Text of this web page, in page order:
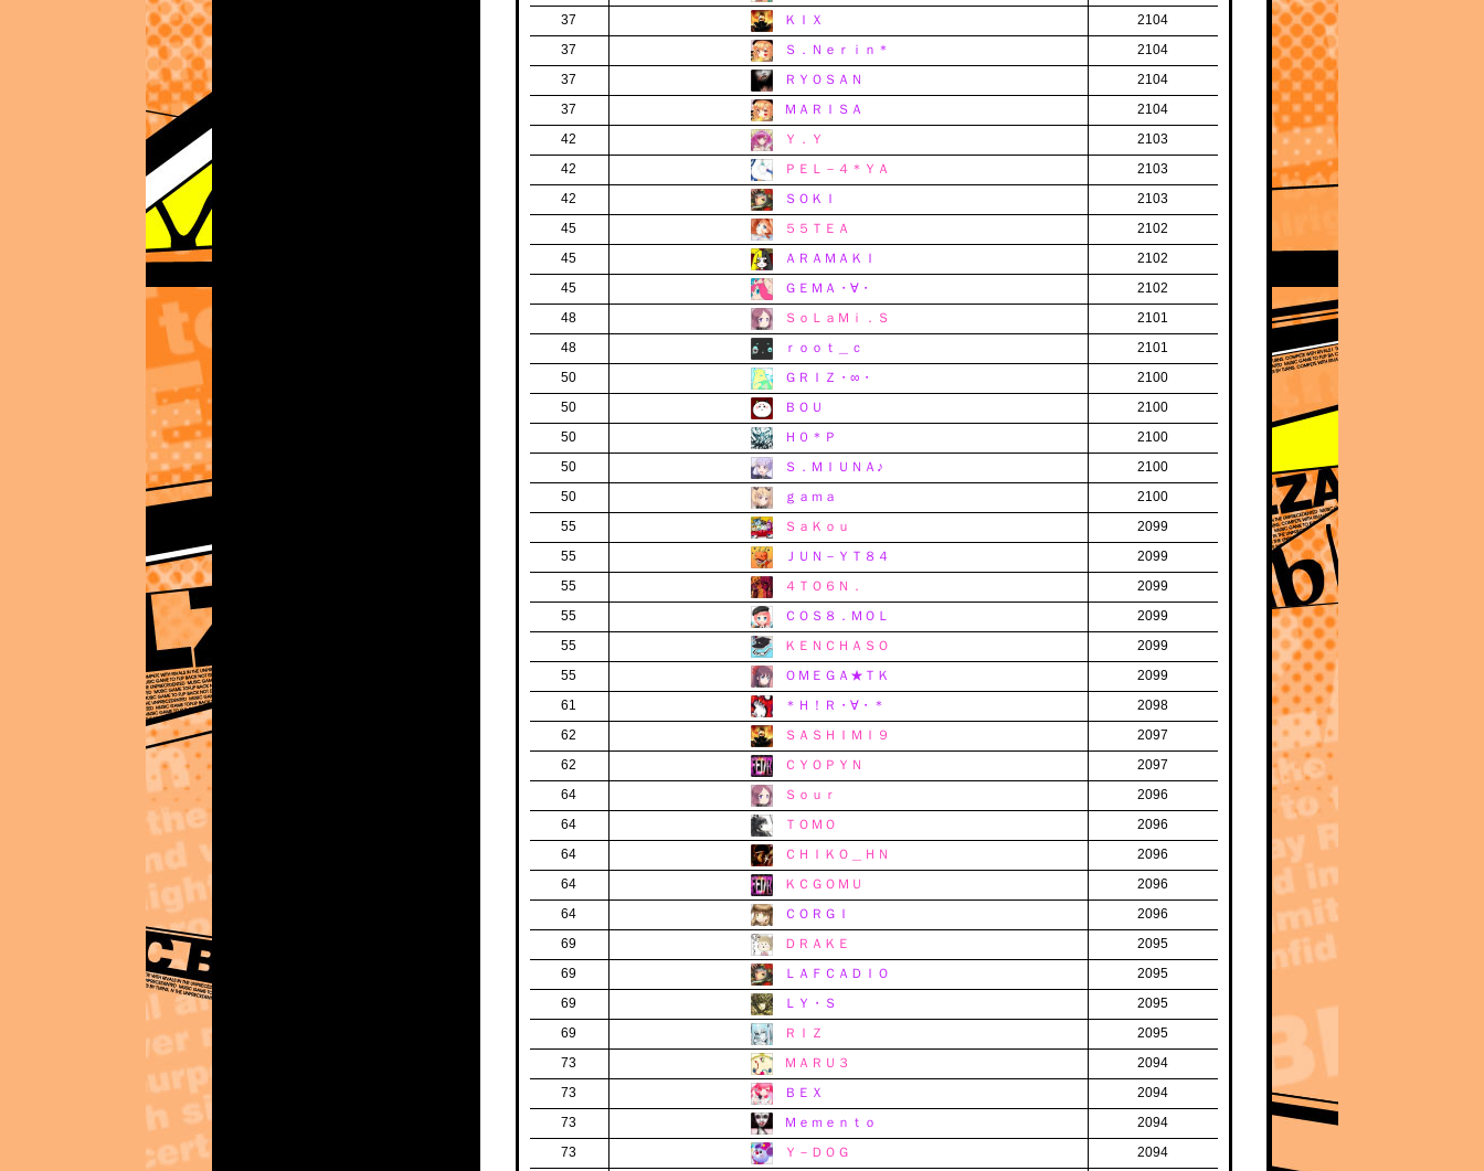
37
ＫＩＸ
2104
37
Ｓ．Ｎｅｒｉｎ＊
2104
37
ＲＹＯＳＡＮ
2104
37
ＭＡＲＩＳＡ
2104
42
Ｙ．Ｙ
2103
42
ＰＥＬ－４＊ＹＡ
2103
42
ＳＯＫＩ
2103
45
５５ＴＥＡ
2102
45
ＡＲＡＭＡＫＩ
2102
45
ＧＥＭＡ・∀・
2102
48
ＳｏＬａＭｉ．Ｓ
2101
48
ｒｏｏｔ＿ｃ
2101
50
ＧＲＩＺ・∞・
2100
50
ＢＯＵ
2100
50
Ｈ０＊Ｐ
2100
50
Ｓ．ＭＩＵＮＡ♪
2100
50
ｇａｍａ
2100
55
ＳａＫｏｕ
2099
55
ＪＵＮ－ＹＴ８４
2099
55
４ＴＯ６Ｎ．
2099
55
ＣＯＳ８．ＭＯＬ
2099
55
ＫＥＮＣＨＡＳＯ
2099
55
ＯＭＥＧＡ★ＴＫ
2099
61
＊Ｈ！Ｒ・∀・＊
2098
62
ＳＡＳＨＩＭＩ９
2097
62
ＣＹＯＰＹＮ
2097
64
Ｓｏｕｒ
2096
64
ＴＯＭＯ
2096
64
ＣＨＩＫＯ＿ＨＮ
2096
64
ＫＣＧＯＭＵ
2096
64
ＣＯＲＧＩ
2096
69
ＤＲＡＫＥ
2095
69
ＬＡＦＣＡＤＩＯ
2095
69
ＬＹ・Ｓ
2095
69
ＲＩＺ
2095
73
ＭＡＲＵ３
2094
73
ＢＥＸ
2094
73
Ｍｅｍｅｎｔｏ
2094
73
Ｙ－ＤＯＧ
2094